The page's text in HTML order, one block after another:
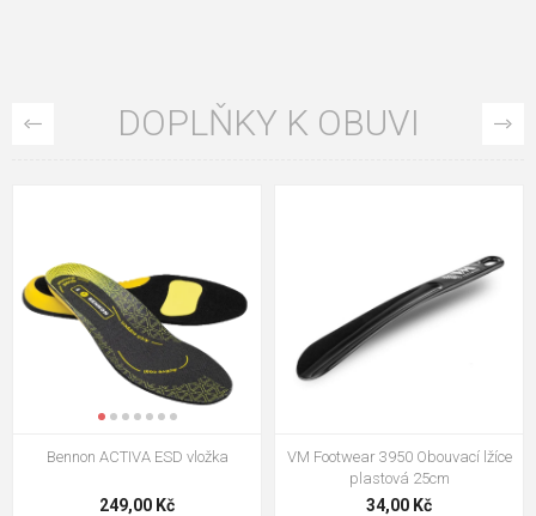
DOPLŇKY K OBUVI
VM Footwear 3009 Vkládací stélka
124,00 Kč
VM Footwear 3102 Tkaničky
ploché
18,70 Kč